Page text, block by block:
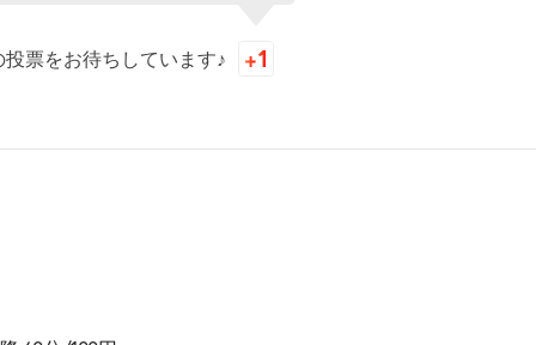
投票をお待ちしています♪